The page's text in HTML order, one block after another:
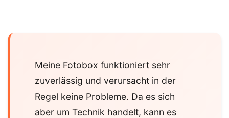
Meine Fotobox funktioniert sehr
zuverlässig und verursacht in der
Regel keine Probleme. Da es sich
aber um Technik handelt, kann es